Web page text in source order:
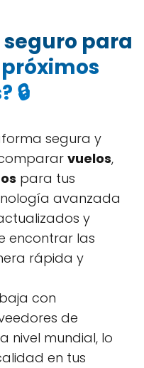
seguro para
🔒
segura y
vuelos,
para tus
avanzada
y
encontrar las
rápida y
con
de
nivel mundial, lo
en tus